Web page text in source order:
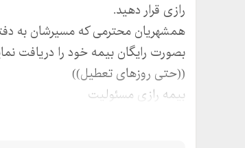
رازی قرار دهید.
همشهریان محترمی که مسیرشان به
بصورت رایگان بیمه خود را دریافت
((حتی روزهای تعطیل))
بیمه رازی مسئولیت